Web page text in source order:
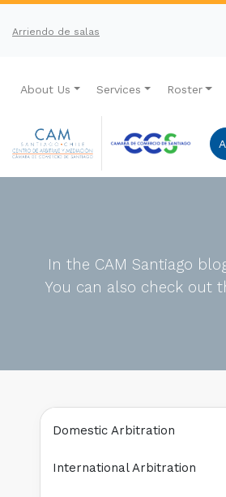
Arriendo de salas
About Us Services Roster
In the CAM Santiago
You can also check out
Domestic Arbitration
International Arbitration